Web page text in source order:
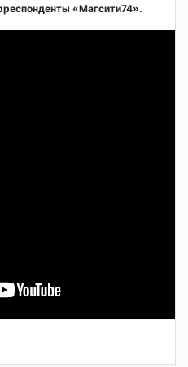
«Магсити74».